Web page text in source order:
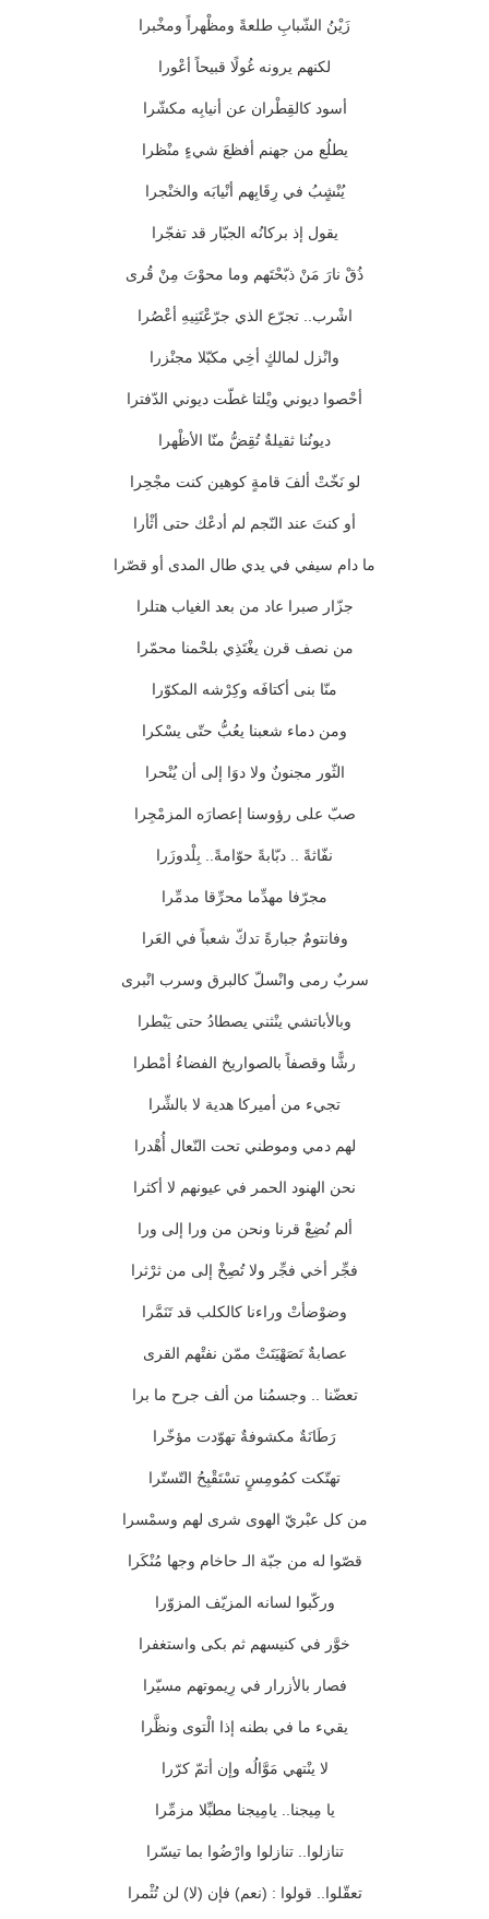
زَيْنُ الشّبابِ طلعةً ومظْهراً ومخْبرا
لكنهم يرونه غُولًا قبيحاً أعْورا
أسود كالقِطْران عن أنيابِه مكشّرا
يطلُع من جهنم أفظعَ شيءٍ منْظرا
يُنْشٍبُ في رِقَابِهم أنْيابَه والخنْجرا
يقول إذ بركانُه الجبّار قد تفجّرا
ذُقْ نارَ مَنْ ذبّحْتَهم وما محوْتَ مِنْ قُرى
اشْرب.. تجرّع الذي جرّعْتَنِيهِ أعْصُرا
وانْزل لمالكٍ أخِي مكبّلا مجنْزرا
أحْصوا ديوني ويْلتا غطّت ديوني الدّفترا
ديونُنا ثقيلةٌ تُقِضُّ منّا الأظْهرا
لو نَخّتْ ألفَ قامةٍ كوهين كنت مجْحِرا
أو كنتَ عند النّجم لم أدعْك حتى أثْأرا
ما دام سيفي في يدي طال المدى أو قصّرا
جزّار صبرا عاد من بعد الغياب هتلرا
من نصف قرن يغْتَذِي بلحْمنا محمّرا
منّا بنى أكتافَه وكِرْشه المكوّرا
ومن دماء شعبنا يعُبُّ حتّى يسْكرا
الثّور مجنونٌ ولا دوَا إلى أن يُنْحرا
صبّ على رؤوسنا إعصارَه المزمْجِرا
نفّاثةً .. دبّابةً حوّامةً.. بِلْدوزَرا
مجرّفا مهدِّما محرِّقا مدمِّرا
وفانتومٌ جبارةً تدكّ شعباً في العَرا
سربٌ رمى وانْسلّ كالبرق وسرب انْبرى
وبالأباتشي ينْثني يصطادُ حتى يَبْطرا
رشًّا وقصفاً بالصواريخ الفضاءُ أمْطرا
تجيء من أميركا هدية لا بالشِّرا
لهم دمي وموطني تحت النّعال أُهْدرا
نحن الهنود الحمر في عيونهم لا أكثرا
ألم نُضِعْ قرنا ونحن من ورا إلى ورا
فجِّر أخي فجِّر ولا تُصِخْ إلى من ثرْثرا
وضوْضأتْ وراءنا كالكلب قد تَنَمَّرا
عصابةٌ تَصَهْيَتَتْ ممّن نفتْهم القرى
تعضّنا .. وجسمُنا من ألف جرح ما برا
رَطَانَةٌ مكشوفةٌ تهوّدت مؤخّرا
تهتّكت كمُومِسٍ تسْتَقْبِحُ التّستّرا
من كل عبْريّ الهوى شرى لهم وسمْسرا
قصّوا له من جبّة الـ حاخام وجها مُنْكَرا
وركّبوا لسانه المزيّف المزوّرا
خوَّر في كنيسهم ثم بكى واستغفرا
فصار بالأزرار في رِيموتهم مسيّرا
يقيء ما في بطنه إذا الْتوى ونظَّرا
لا ينْتهي مَوَّالُه وإن أتمّ كرّرا
يا مِيجنا.. يامِيجنا مطبِّلا مزمِّرا
تنازلوا.. تنازلوا وارْضُوا بما تيسّرا
تعقّلوا.. قولوا : (نعم) فإن (لا) لن تُثْمرا